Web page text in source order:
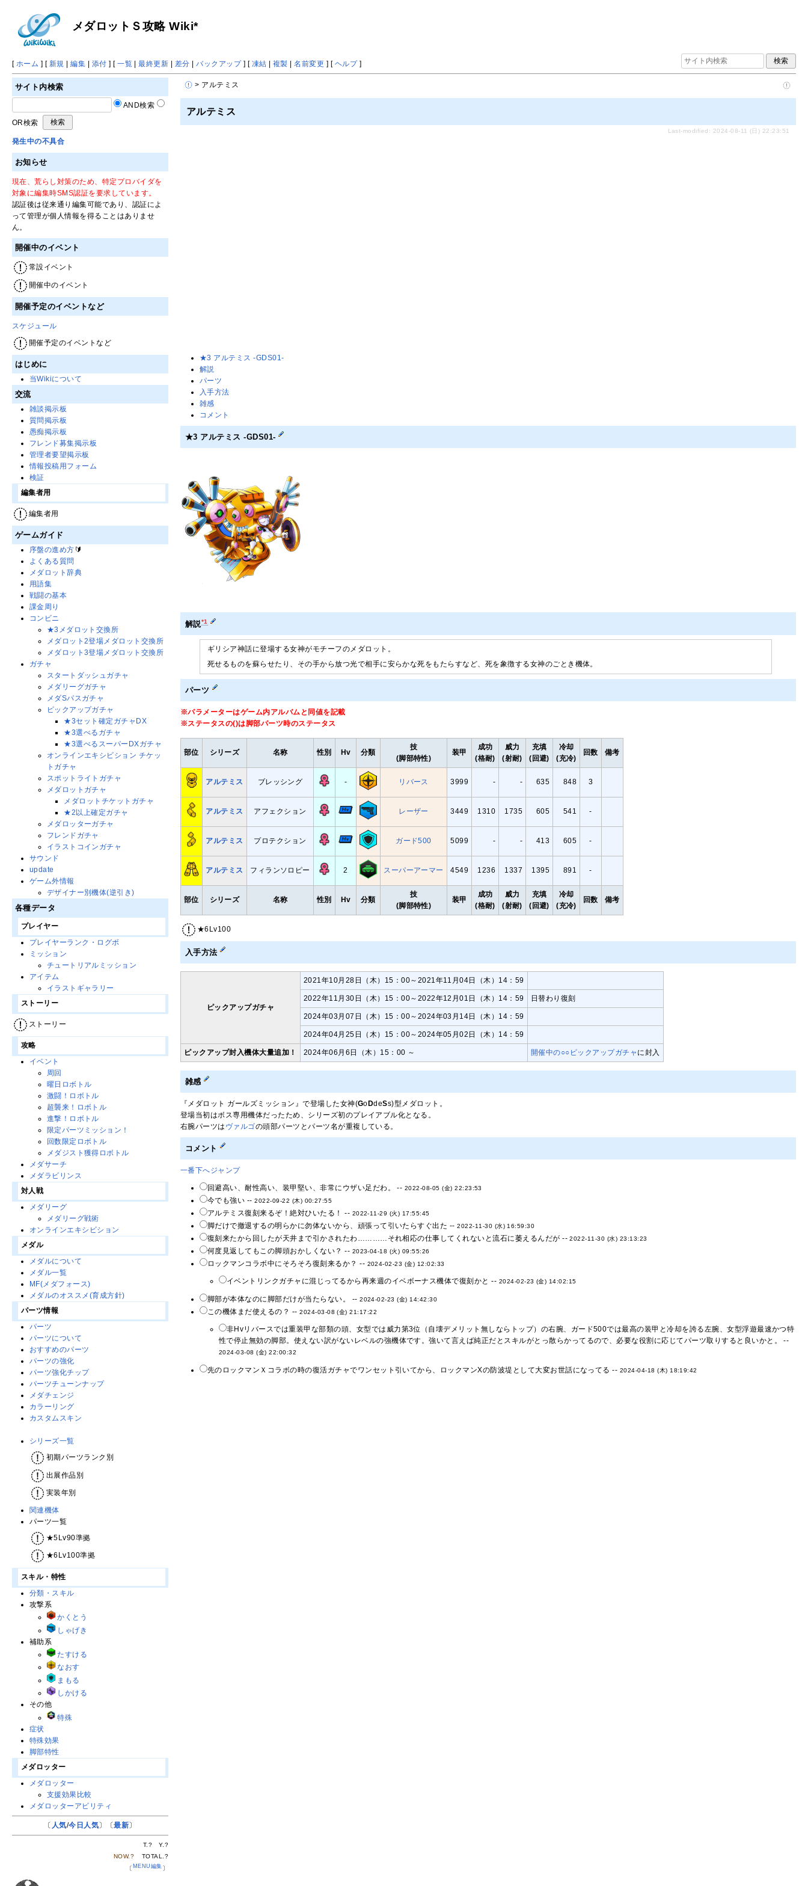
メダロットＳ攻略 Wiki*
[ ホーム ] [ 新規 |編集 | 添付 ] [一覧 |最終更新 | 差分 |バックアップ] [ 凍結 | 複製 |名前変更 ] [ ヘルプ]
> アルテミス
アルテミス
Last-modified: 2024-08-11 (日) 22:23:51
★3 アルテミス -GDS01-
解説
パーツ
入手方法
雑感
コメント
★3 アルテミス -GDS01-
解説*1
ギリシア神話に登場する女神がモチーフのメダロット。
死せるものを蘇らせたり、その手から放つ光で相手に安らかな死をもたらすなど、死を象徴する女神のごとき機体。
パーツ
※パラメーターはゲーム内アルバムと同値を記載
※ステータスの()は脚部パーツ時のステータス
部位 シリーズ 名称 性別 Hv 分類
技
(脚部特性)
装甲
成功
(格耐)
威力
(射耐)
充填
(回避)
冷却
(充冷)
回数 備考
部位 シリーズ 名称 性別 Hv 分類
技
(脚部特性)
装甲
成功
(格耐)
威力
(射耐)
充填
(回避)
冷却
(充冷)
回数 備考
アルテミス ブレッシング - リバース 3999 - - 635 848 3
アルテミス アフェクション レーザー 3449 1310 1735 605 541 -
アルテミス プロテクション ガード500 5099 - - 413 605 -
アルテミス フィランソロピー 2 スーパーアーマー 4549 1236 1337 1395 891 -
★6Lv100
入手方法
ピックアップガチャ
2021年10月28日（木）15：00～2021年11月04日（木）14：59
2022年11月30日（木）15：00～2022年12月01日（木）14：59 日替わり復刻
2024年03月07日（木）15：00～2024年03月14日（木）14：59
2024年04月25日（木）15：00～2024年05月02日（木）14：59
ピックアップ封入機体大量追加！ 2024年06月6日（木）15：00 ～ 開催中の○○ピックアップガチャ に封入
雑感
『メダロット ガールズミッション』で登場した女神(GoDdeSs)型メダロット。
登場当初はボス専用機体だったため、シリーズ初のプレイアブル化となる。
右腕パーツは ヴァルゴの頭部パーツとパーツ名が重複している。
コメント
一番下へジャンプ
回避高い、耐性高い、装甲堅い、非常にウザい足だわ。 -- 2022-08-05 (金) 22:23:53
今でも強い --2022-09-22 (木) 00:27:55
アルテミス復刻来るぞ！絶対ひいたる！ -- 2022-11-29 (火) 17:55:45
脚だけで撤退するの明らかに勿体ないから、頑張って引いたらすぐ出た --2022-11-30 (水) 16:59:30
復刻来たから回したが天井まで引かされたわ…………それ相応の仕事してくれないと流石に萎えるんだが --2022-11-30 (水) 23:13:23
何度見返してもこの脚頭おかしくない？ -- 2023-04-18 (火) 09:55:26
ロックマンコラボ中にそろそろ復刻来るか？ -- 2024-02-23 (金) 12:02:33
イベントリンクガチャに混じってるから再来週のイベボーナス機体で復刻かと -- 2024-02-23 (金) 14:02:15
脚部が本体なのに脚部だけが当たらない。 --2024-02-23 (金) 14:42:30
この機体まだ使えるの？ --2024-03-08 (金) 21:17:22
非Hvリバースでは重装甲な部類の頭、女型では威力第3位（自壊デメリット無しならトップ）の右腕、ガード500では最高の装甲と冷却を誇る左腕、女型浮遊最速かつ特
性で停止無効の脚部。使えない訳がないレベルの強機体です。強いて言えば純正だとスキルがとっ散らかってるので、必要な役割に応じてパーツ取りすると良いかと。 --
2024-03-08 (金) 22:00:32
先のロックマンＸコラボの時の復活ガチャでワンセット引いてから、ロックマンXの防波堤として大変お世話になってる -- 2024-04-18 (木) 18:19:42
サイト内検索
AND検索
OR検索
発生中の不具合
お知らせ
現在、荒らし対策のため、特定プロバイダを
対象に編集時SMS認証を要求しています。
認証後は従来通り編集可能であり、認証によ
って管理が個人情報を得ることはありませ
ん。
開催中のイベント
常設イベント
開催中のイベント
開催予定のイベントなど
スケジュール
開催予定のイベントなど
はじめに
当Wikiについて
交流
雑談掲示板
質問掲示板
愚痴掲示板
フレンド募集掲示板
管理者要望掲示板
情報投稿用フォーム
検証
編集者用
編集者用
ゲームガイド
序盤の進め方 🔰
よくある質問
メダロット辞典
用語集
戦闘の基本
課金周り
コンビニ
★3メダロット交換所
メダロット2登場メダロット交換所
メダロット3登場メダロット交換所
ガチャ
スタートダッシュガチャ
メダリーグガチャ
メダSパスガチャ
ピックアップガチャ
★3セット確定ガチャDX
★3選べるガチャ
★3選べるスーパーDXガチャ
オンラインエキシビション チケッ
トガチャ
スポットライトガチャ
メダロットガチャ
メダロットチケットガチャ
★2以上確定ガチャ
メダロッターガチャ
フレンドガチャ
イラストコインガチャ
サウンド
update
ゲーム外情報
デザイナー別機体(逆引き)
各種データ
プレイヤー
プレイヤーランク・ログボ
ミッション
チュートリアルミッション
アイテム
イラストギャラリー
ストーリー
ストーリー
攻略
イベント
周回
曜日ロボトル
激闘！ロボトル
超襲来！ロボトル
進撃！ロボトル
限定パーツミッション！
回数限定ロボトル
メダジスト獲得ロボトル
メダサーチ
メダラビリンス
対人戦
メダリーグ
メダリーグ戦術
オンラインエキシビション
メダル
メダルについて
メダル一覧
MF(メダフォース)
メダルのオススメ(育成方針)
パーツ情報
パーツ
パーツについて
おすすめのパーツ
パーツの強化
パーツ強化チップ
パーツチューンナップ
メダチェンジ
カラーリング
カスタムスキン
シリーズ一覧
初期パーツランク別
出展作品別
実装年別
関連機体
パーツ一覧
★5Lv90準拠
★6Lv100準拠
スキル・特性
分類・スキル
攻撃系
かくとう
しゃげき
補助系
たすける
なおす
まもる
しかける
その他
特殊
症状
特殊効果
脚部特性
メダロッター
メダロッター
支援効果比較
メダロッターアビリティ
〔 人気/今日人気〕〔最新〕
T. ? Y. ?
NOW.? TOTAL. ?
〔 MENU編集 〕